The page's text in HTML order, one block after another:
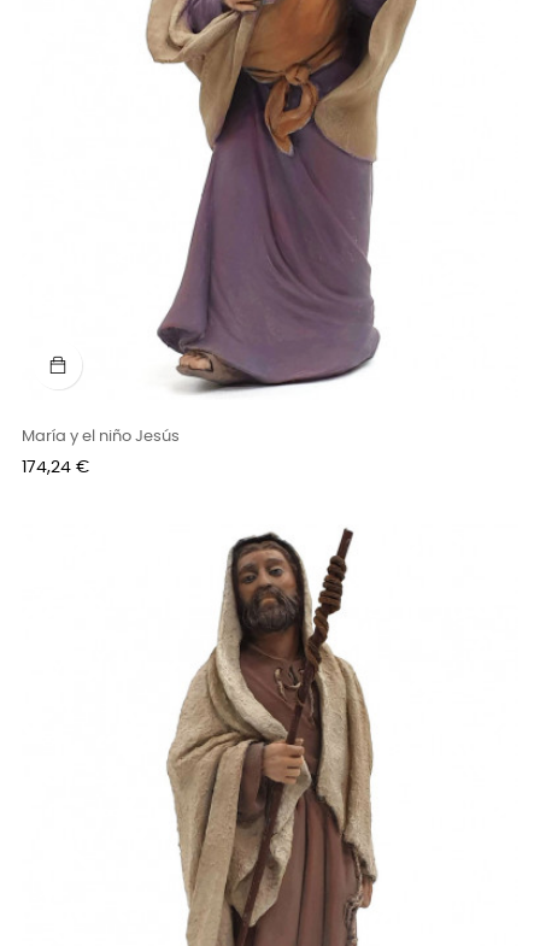
María y el niño Jesús
Precio
174,24 €